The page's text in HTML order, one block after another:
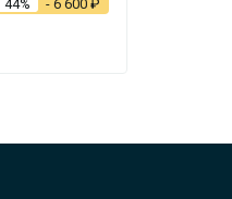
44% - 6 600 ₽